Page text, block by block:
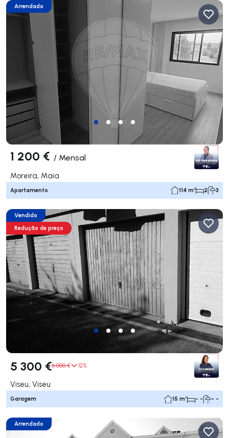
Arrendado
1 200 € / Mensal
Moreira, Maia
Apartamento 114 m² 2 3
Vendido
Redução de preço
5 300 €6 000 € 12%
Viseu, Viseu
Garagem 15 m² - - - -
Arrendado